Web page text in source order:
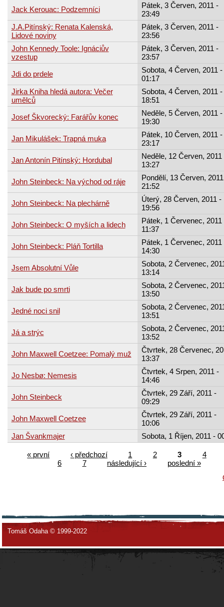
Jack Kerouac: Podzemníci
Pátek, 3 Červen, 2011 -
23:49
J.A.Pitínský: Renata Kalenská,
Lidové noviny
Pátek, 3 Červen, 2011 -
23:56
John Kennedy Toole: Ignáciův
vzestup
Pátek, 3 Červen, 2011 -
23:57
Jdi do prdele
Sobota, 4 Červen, 2011 -
01:17
Jirka Kniha hledá autora: Večer
umělců
Sobota, 4 Červen, 2011 -
18:51
Josef Škvorecký: Farářův konec
Neděle, 5 Červen, 2011 -
19:30
Jan Mikulášek: Trapná muka
Pátek, 10 Červen, 2011 -
23:17
Jan Antonín Pitínský: Hordubal
Neděle, 12 Červen, 2011
13:27
John Steinbeck: Na východ od ráje
Pondělí, 13 Červen,
21:52
John Steinbeck: Na plechárně
Úterý, 28 Červen, 2011 -
19:56
John Steinbeck: O myších a lidech
Pátek, 1 Červenec, 2011
11:37
John Steinbeck: Pláň Tortilla
Pátek, 1 Červenec, 2011
14:30
Jsem Absolutní Vůle
Sobota, 2 Červenec,
13:14
Jak bude po smrti
Sobota, 2 Červenec,
13:50
Jedné noci snil
Sobota, 2 Červenec,
13:51
Já a strýc
Sobota, 2 Červenec,
13:52
John Maxwell Coetzee: Pomalý muž
Čtvrtek, 28 Červenec,
13:37
Jo Nesbø: Nemesis
Čtvrtek, 4 Srpen, 2011 -
14:46
John Steinbeck
Čtvrtek, 29 Září, 2011 -
09:29
John Maxwell Coetzee
Čtvrtek, 29 Září, 2011 -
10:06
Jan Švankmajer
Sobota, 1 Říjen, 2011 -
« první ‹ předchozí 1 2 3
4
6
7 následující ›
poslední »
Tomáš Odaha © 1999-2022